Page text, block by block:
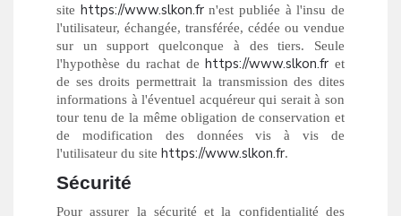
site https://www.slkon.frn'est publiée à l'insu de
l'utilisateur, échangée, transférée, cédée ou vendue
sur un support quelconque à des tiers. Seule
l'hypothèse du rachat de https://www.slkon.fr et
de ses droits permettrait la transmission des dites
informations à l'éventuel acquéreur qui serait à son
tour tenu de la même obligation de conservation et
de modification des données vis à vis de
l'utilisateur du site https://www.slkon.fr.
Sécurité
Pour assurer la sécurité et la confidentialité des